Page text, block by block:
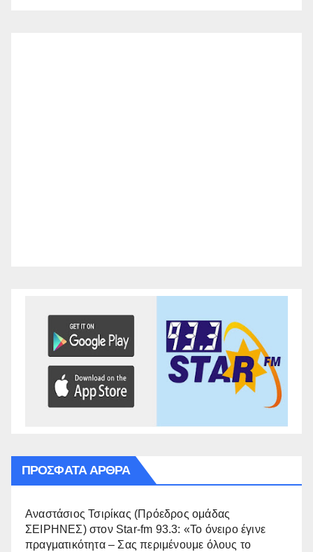
ΠΡΌΣΦΑΤΑ ΆΡΘΡΑ
Αναστάσιος Τσιρίκας (Πρόεδρος ομάδας
ΣΕΙΡΗΝΕΣ) στον Star-fm 93.3: «Το όνειρο έγινε
πραγματικότητα – Σας περιμένουμε όλους το